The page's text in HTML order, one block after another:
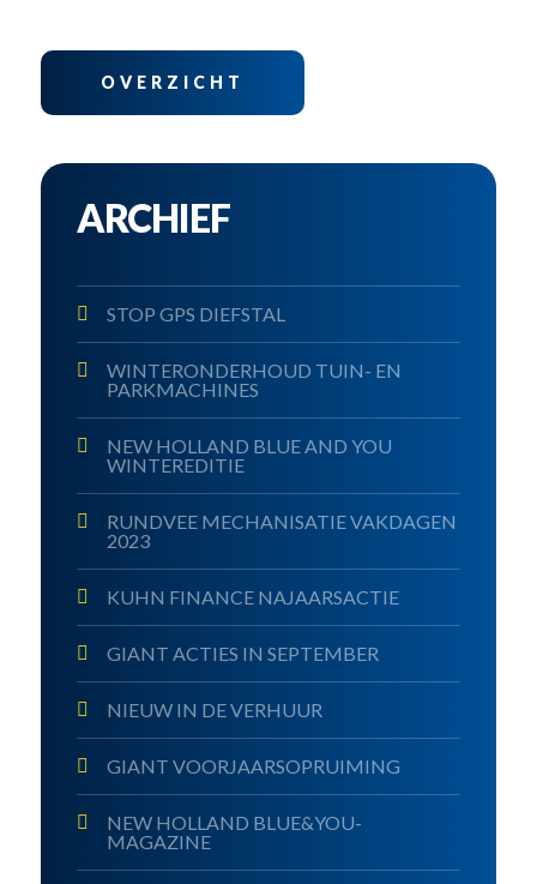
OVERZICHT
ARCHIEF
STOP GPS DIEFSTAL
WINTERONDERHOUD TUIN- EN
PARKMACHINES
NEW HOLLAND BLUE AND YOU
WINTEREDITIE
RUNDVEE MECHANISATIE VAKDAGEN
2023
KUHN FINANCE NAJAARSACTIE
GIANT ACTIES IN SEPTEMBER
NIEUW IN DE VERHUUR
GIANT VOORJAARSOPRUIMING
NEW HOLLAND BLUE&YOU-
MAGAZINE